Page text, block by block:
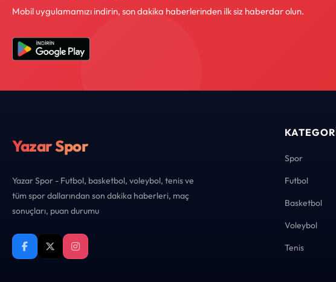
Mobil uygulamamızı indirin, son dakika haberlerinden ilk siz haberdar olun.
Yazar Spor
Yazar Spor - Futbol, basketbol, voleybol, tenis ve
tüm spor dallarından son dakika haberleri, maç
sonuçları, puan durumu
Spor
Futbol
Basketbol
Voleybol
Tenis